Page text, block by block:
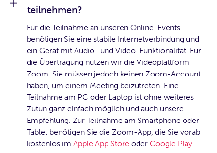
teilnehmen?
Für die Teilnahme an unseren Online-Events
benötigen Sie eine stabile Internetverbindung und
ein Gerät mit Audio- und Video-Funktionalität. Für
die Übertragung nutzen wir die Videoplattform
Zoom. Sie müssen jedoch keinen Zoom-Account
haben, um einem Meeting beizutreten. Eine
Teilnahme am PC oder Laptop ist ohne weiteres
Zutun ganz einfach möglich und auch unsere
Empfehlung. Zur Teilnahme am Smartphone oder
Tablet benötigen Sie die Zoom-App, die Sie vorab
kostenlos im Apple App Store oder Google Play